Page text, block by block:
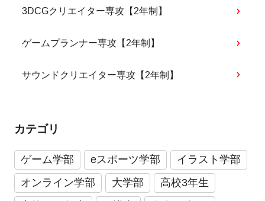
3DCGクリエイター専攻【2年制】
ゲームプランナー専攻【2年制】
サウンドクリエイター専攻【2年制】
カテゴリ
ゲーム学部 eスポーツ学部
イラスト学部
オンライン学部
大学部
高校3年生